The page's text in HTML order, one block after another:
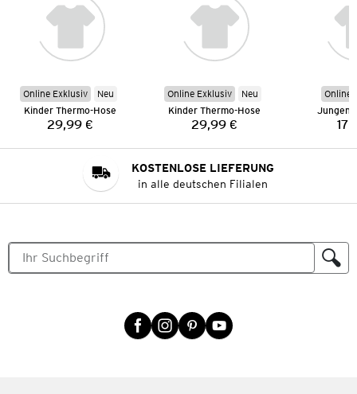
Online Exklusiv
Neu
Kinder Thermo-Hose
Preis:
29,99 €
Online Exklusiv
Neu
Kinder Thermo-Hose
Preis:
29,99 €
Online
Jungen
KOSTENLOSE LIEFERUNG
in alle deutschen Filialen